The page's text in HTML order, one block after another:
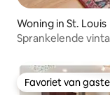
Woning in St. Louis
Sprankelende
Favoriet van
Favoriet van